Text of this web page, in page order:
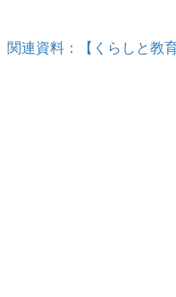
関連資料：【くらしと教